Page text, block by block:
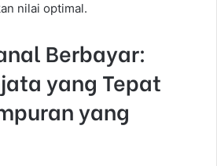
nilai optimal.
Berbayar:
yang Tepat
yang